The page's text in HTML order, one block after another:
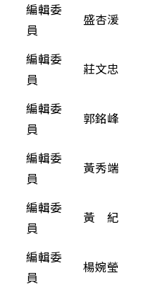
編輯委
員
盛杏湲
編輯委
員
莊文忠
編輯委
員
郭銘峰
編輯委
員
黃秀端
編輯委
員
黃 紀
編輯委
員
楊婉瑩